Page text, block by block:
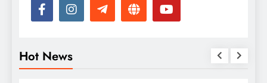
Hot News